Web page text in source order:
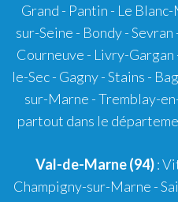
Grand - Pantin - Le
sur-Seine - Bondy -
Courneuve - Livry-
le-Sec - Gagny - Stains -
sur-Marne - Tremblay-
partout dans le
Val-de-Marne (94):
Champigny-sur-Marne -